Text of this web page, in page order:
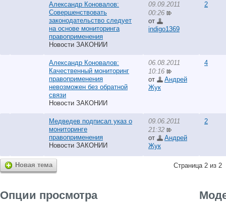
Александр Коновалов:
Совершенствовать
законодательство следует
на основе мониторинга
правоприменения
Новости ЗАКОНИИ
09.09.2011
00:26
от
indigo1369
2
Александр Коновалов:
Качественный мониторинг
правоприменения
невозможен без обратной
связи
Новости ЗАКОНИИ
06.08.2011
10:16
от
Андрей
Жук
4
Медведев подписал указ о
мониторинге
правоприменения
Новости ЗАКОНИИ
09.06.2011
21:32
от
Андрей
Жук
2
Новая тема Страница 2 из 2
Опции просмотра